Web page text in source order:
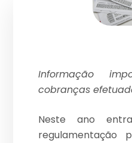
Informação
cobranças
Neste ano
regulamentação